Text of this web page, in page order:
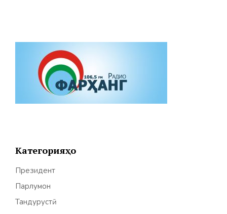
Категорияҳо
Президент
Парлумон
Тандурустӣ